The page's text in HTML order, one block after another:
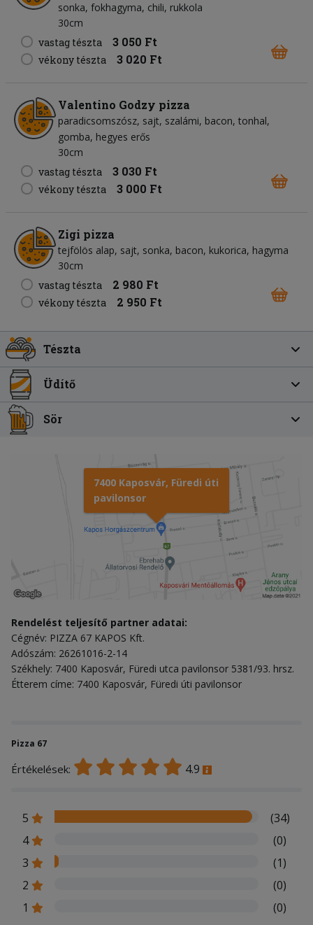
sonka fokhagyma chili rukkola
30cm
vastag tészta
3 050 Ft
vékony tészta 3 020 Ft
Valentino Godzy pizza
paradicsomszósz sajt szalámi bacon tonhal
gomba hegyes erős
30cm
vastag tészta
3 030 Ft
vékony tészta 3 000 Ft
Zigi pizza
tejfölös alap sajt sonka bacon kukorica hagyma
30cm
vastag tészta
2 980 Ft
vékony tészta 2 950 Ft
Tészta
Üdítő
Sör
7400 Kaposvár, Füredi úti
pavilonsor
Rendelést teljesítő partner adatai:
Cégnév: PIZZA 67 KAPOS Kft.
Adószám: 26261016-2-14
Székhely: 7400 Kaposvár, Füredi utca pavilonsor 5381/93. hrsz.
Étterem címe: 7400 Kaposvár, Füredi úti pavilonsor
Pizza 67
Értékelések: 4.9
5
(34)
4
(0)
3
(1)
2
(0)
1
(0)